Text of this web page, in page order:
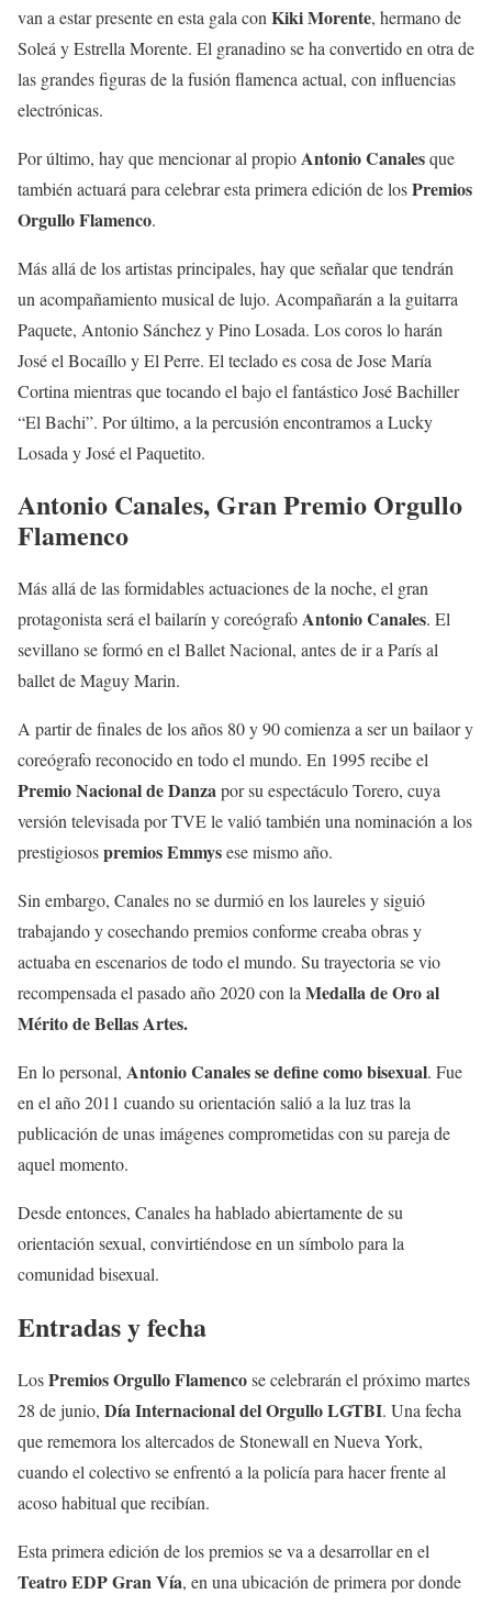
van a estar presente en esta gala con Kiki Morente, hermano de
Soleá y Estrella Morente. El granadino se ha convertido en otra de
las grandes figuras de la fusión flamenca actual, con influencias
electrónicas.
Por último, hay que mencionar al propio Antonio Canalesque
también actuará para celebrar esta primera edición de losPremios
Orgullo Flamenco.
Más allá de los artistas principales, hay que señalar que tendrán
un acompañamiento musical de lujo. Acompañarán a la guitarra
Paquete, Antonio Sánchez y Pino Losada. Los coros lo harán
José el Bocaíllo y El Perre. El teclado es cosa de Jose María
Cortina mientras que tocando el bajo el fantástico José Bachiller
“El Bachi”. Por último, a la percusión encontramos a Lucky
Losada y José el Paquetito.
Antonio Canales, Gran Premio Orgullo
Flamenco
Más allá de las formidables actuaciones de la noche, el gran
protagonista será el bailarín y coreógrafoAntonio Canales. El
sevillano se formó en el Ballet Nacional, antes de ir a París al
ballet de Maguy Marin.
A partir de finales de los años 80 y 90 comienza a ser un bailaor y
coreógrafo reconocido en todo el mundo. En 1995 recibe el
Premio Nacional de Danzapor su espectáculo Torero, cuya
versión televisada por TVE le valió también una nominación a los
prestigiosospremios Emmysese mismo año.
Sin embargo, Canales no se durmió en los laureles y siguió
trabajando y cosechando premios conforme creaba obras y
actuaba en escenarios de todo el mundo. Su trayectoria se vio
recompensada el pasado año 2020 con laMedalla de Oro al
Mérito de Bellas Artes.
En lo personal, Antonio Canales se define como bisexual. Fue
en el año 2011 cuando su orientación salió a la luz tras la
publicación de unas imágenes comprometidas con su pareja de
aquel momento.
Desde entonces, Canales ha hablado abiertamente de su
orientación sexual, convirtiéndose en un símbolo para la
comunidad bisexual.
Entradas y fecha
LosPremios Orgullo Flamencose celebrarán el próximo martes
28 de junio, Día Internacional del Orgullo LGTBI. Una fecha
que rememora los altercados de Stonewall en Nueva York,
cuando el colectivo se enfrentó a la policía para hacer frente al
acoso habitual que recibían.
Esta primera edición de los premios se va a desarrollar en el
Teatro EDP Gran Vía, en una ubicación de primera por donde